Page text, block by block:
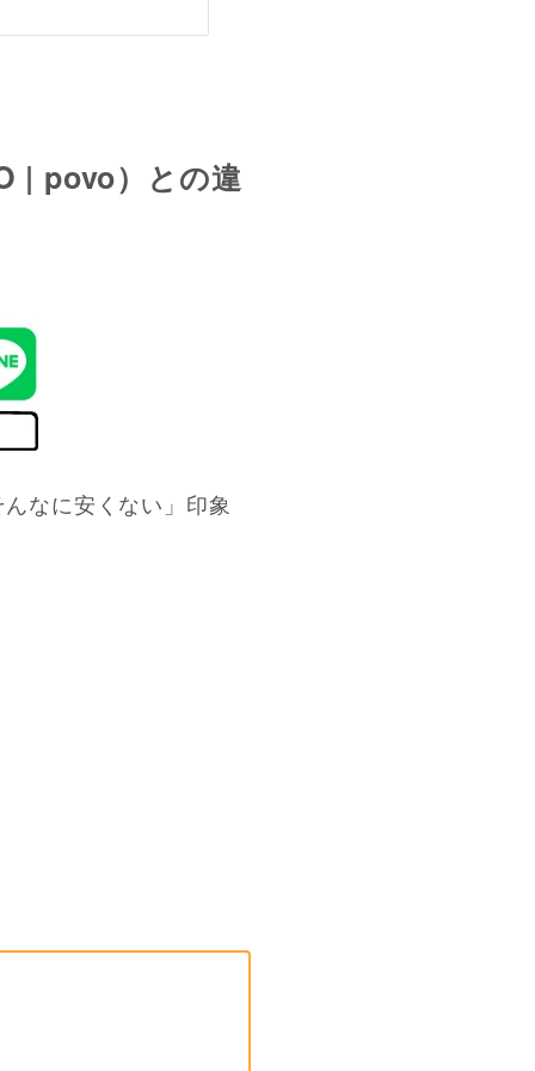
| povo）との違
なに安くない」印象